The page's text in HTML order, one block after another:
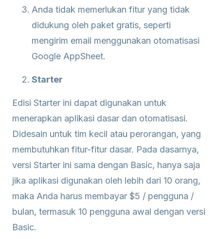
Anda tidak memerlukan fitur yang tidak
didukung oleh paket gratis, seperti
mengirim email menggunakan otomatisasi
Google AppSheet.
Starter
Edisi Starter ini dapat digunakan untuk
menerapkan aplikasi dasar dan otomatisasi.
Didesain untuk tim kecil atau perorangan, yang
membutuhkan fitur-fitur dasar. Pada dasarnya,
versi Starter ini sama dengan Basic, hanya saja
jika aplikasi digunakan oleh lebih dari 10 orang,
maka Anda harus membayar $5 / pengguna /
bulan, termasuk 10 pengguna awal dengan versi
Basic.